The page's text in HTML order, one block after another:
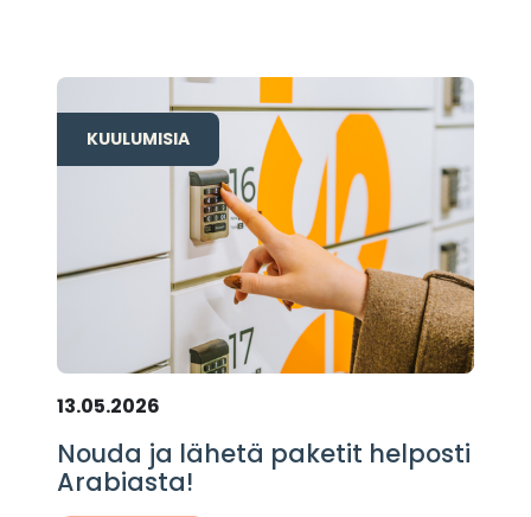
KUULUMISIA
13.05.2026
Nouda ja lähetä paketit helposti
Arabiasta!